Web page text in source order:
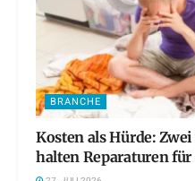
BRANCHE
Kosten als Hürde:
halten Reparaturen für